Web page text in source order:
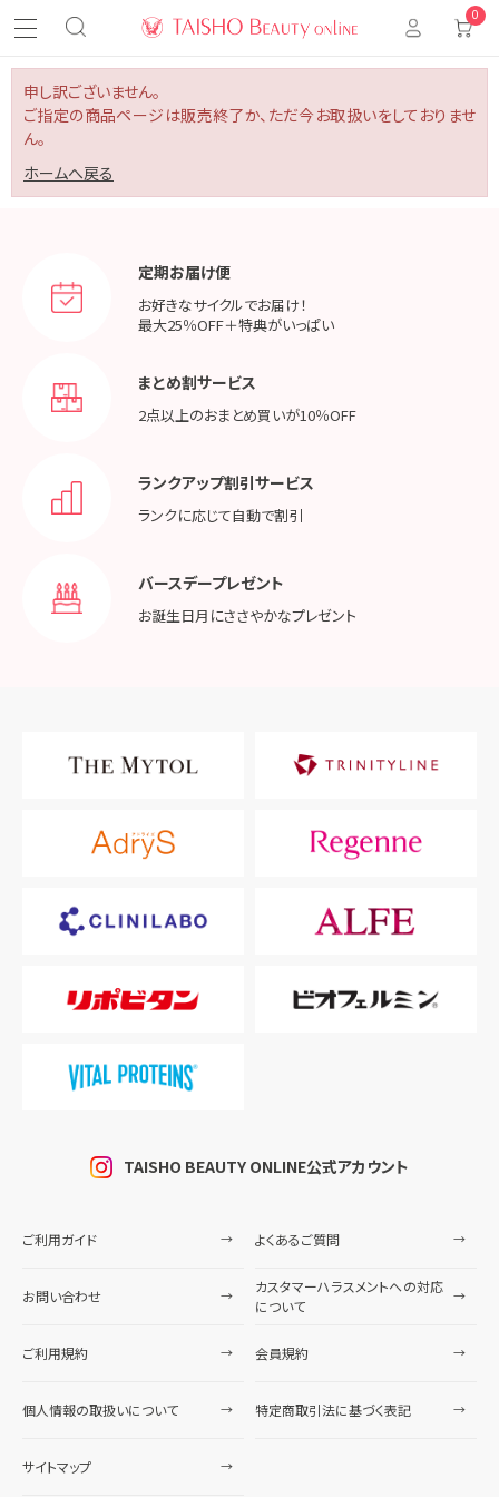
0
申し訳ございません。
ご指定の商品ページは販売終了か、ただ今お取扱いをしておりませ
ん。
ホームへ戻る
定期お届け便
お好きなサイクルでお届け！
最大25％OFF＋特典がいっぱい
まとめ割サービス
2点以上のおまとめ買いが10％OFF
ランクアップ割引サービス
ランクに応じて自動で割引
バースデープレゼント
お誕生日月にささやかなプレゼント
TAISHO BEAUTY ONLINE公式アカウント
ご利用ガイド よくあるご質問
お問い合わせ
カスタマーハラスメントへの対応
について
ご利用規約 会員規約
個人情報の取扱いについて 特定商取引法に基づく表記
サイトマップ